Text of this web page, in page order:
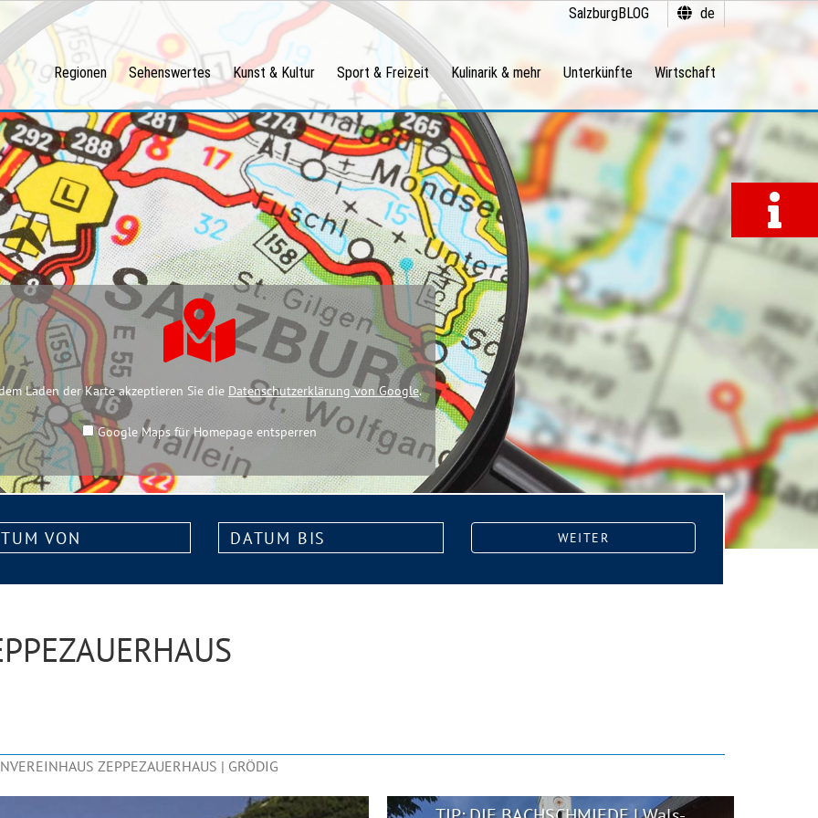
de
SalzburgBLOG
Regionen Sehenswertes Kunst & Kultur Sport & Freizeit Kulinarik & mehr Unterkünfte Wirtschaft
Laden der Karte akzeptieren Sie die Datenschutzerklärung von Google.
Google Maps für Homepage entsperren
Datum
bis:
WEITER
ZEPPEZAUERHAUS | GRÖDIG